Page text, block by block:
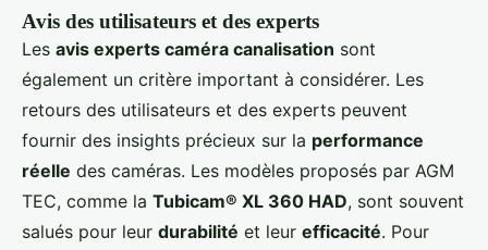
Avis des utilisateurs et des experts
Les avis experts caméra canalisation sont
également un critère important à considérer. Les
retours des utilisateurs et des experts peuvent
fournir des insights précieux sur la performance
réelle des caméras. Les modèles proposés par AGM
TEC, comme la Tubicam® XL 360 HAD, sont souvent
salués pour leur durabilité et leur efficacité. Pour